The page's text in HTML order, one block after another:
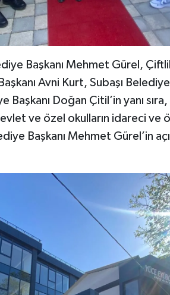
Başkanı Mehmet Gürel,
Avni Kurt, Subaşı Belediye
Doğan Çitil’in yanı
ve özel okulların idareci ve
Başkanı Mehmet Gürel’in